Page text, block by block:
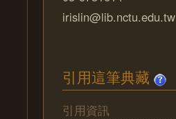
irislin@lib.nctu.edu.tw
引用這筆典藏
引用資訊